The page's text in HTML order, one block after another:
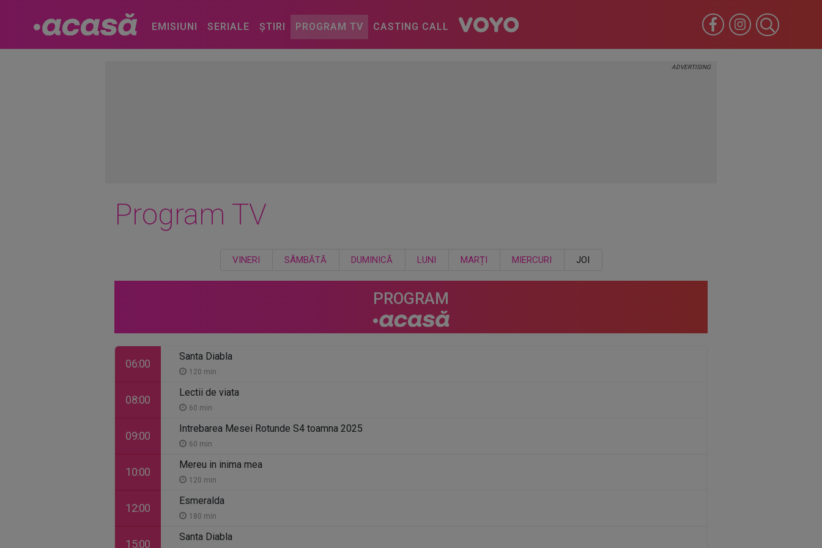
EMISIUNI SERIALE ȘTIRI PROGRAM TV CASTING CALL
Program TV
VINERI SÂMBĂTĂ DUMINICĂ LUNI MARȚI MIERCURI JOI
PROGRAM
06:00
Santa Diabla
120 min
08:00
Lectii de viata
60 min
09:00
Intrebarea Mesei Rotunde S4 toamna 2025
60 min
10:00
Mereu in inima mea
120 min
12:00
Esmeralda
180 min
15:00
Santa Diabla